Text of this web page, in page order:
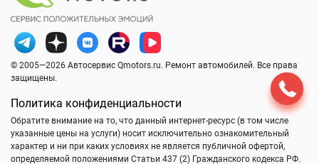
© 2005—2026 Автосервис Qmotors.ru. Ремонт автомобилей. Все права
защищены.
Политика конфиденциальности
Обратите внимание на то, что данный интернет-ресурс (в том числе
указанные цены на услуги) носит исключительно ознакомительный
характер и ни при каких условиях не является публичной офертой,
определяемой положениями Статьи 437 (2) Гражданского кодекса РФ.